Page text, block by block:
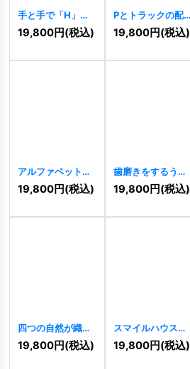
手と手で「H」を
形作るコミュニテ
ィロゴ [ 11365]
19,800円(税込)
Pとトラックの配
送ロゴ [11366]
19,800円(税込)
アルファベット
「P」をモチーフ
にした先進的なロ
19,800円(税込)
歯磨きをするうさ
ぎのかわいいロゴ
11361 ]
19,800円(税込)
四つの自然が織り
なすハッピーライ
フロゴ [ 11353]
19,800円(税込)
スマイルハウスと
薬のロゴ [11357]
19,800円(税込)